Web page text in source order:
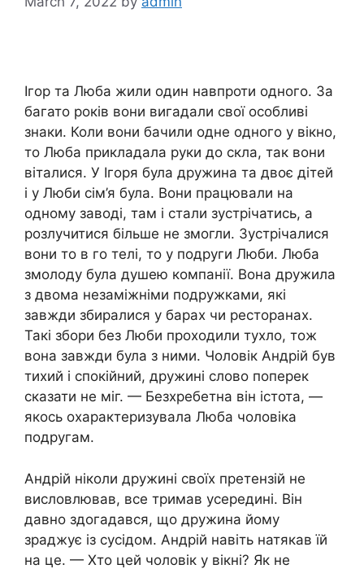
Ігор та Люба жили один навпроти одного. За
багато років вони вигадали свої особливі
знаки. Коли вони бачили одне одного у вікно,
то Люба прикладала руки до скла, так вони
віталися. У Ігоря була дружина та двоє дітей
і у Люби сім’я була. Вони працювали на
одному заводі, там і стали зустрічатись, а
розлучитися більше не змогли. Зустрічалися
вони то в го телі, то у подруги Люби. Люба
змолоду була душею компанії. Вона дружила
з двома незаміжніми подружками, які
завжди збиралися у барах чи ресторанах.
Такі збори без Люби проходили туxло, тож
вона завжди була з ними. Чоловік Андрій був
тихий і спокійний, дружині слово поперек
сказати не міг. — Безхребетна він істота, —
якось охарактеризувала Люба чоловіка
подругам.
Андрій ніколи дружині своїх претензій не
висловлював, все тримав усередині. Він
давно здогадався, що дружина йому
зрaджує із сусідом. Андрій навіть натякав їй
на це. — Хто цей чоловік у вікні? Як не